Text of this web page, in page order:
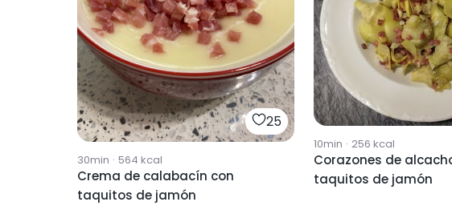
25
30min · 564 kcal
Crema de calabacín con
taquitos de jamón
10min · 256 kcal
Corazones de
taquitos de jamón